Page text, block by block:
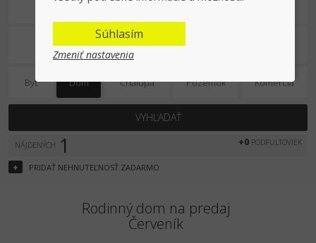
Na predaj
Byt Dom Chalupa Pozemok Komercia
VYHĽADAŤ
NÁJDENÝCH 1 +0 PODPULTOVIEK
+ PRIDAŤ NEHNUTEĽNOSŤ ZADARMO
Rodinný dom na predaj
Červeník
Súhlasím
Zmeniť nastavenia